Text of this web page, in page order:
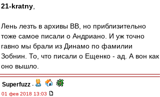
21-kratny
Лень лезть в архивы ВВ, но приблизительно
тоже самое писали о Андриано. И уж точно
гавно мы брали из Динамо по фамилии
Зобнин. То, что писали о Ещенко - ад. А вон как
оно вышло.
Superfuzz -
01 фев 2018 13:03